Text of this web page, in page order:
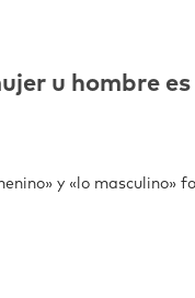
u hombre es
y «lo masculino»